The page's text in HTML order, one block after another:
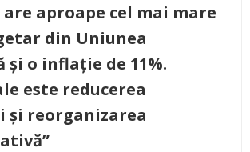
are aproape cel mai mare
din Uniunea
și o inflație de 11%.
este reducerea
și reorganizarea